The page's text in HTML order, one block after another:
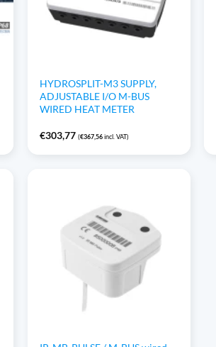
HYDROSPLIT-M3 SUPPLY,
ADJUSTABLE I/O M-BUS
WIRED HEAT METER
€303,77 (€367,56incl. VAT)